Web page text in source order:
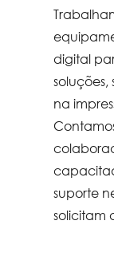
digital
na
suporte
solicitam